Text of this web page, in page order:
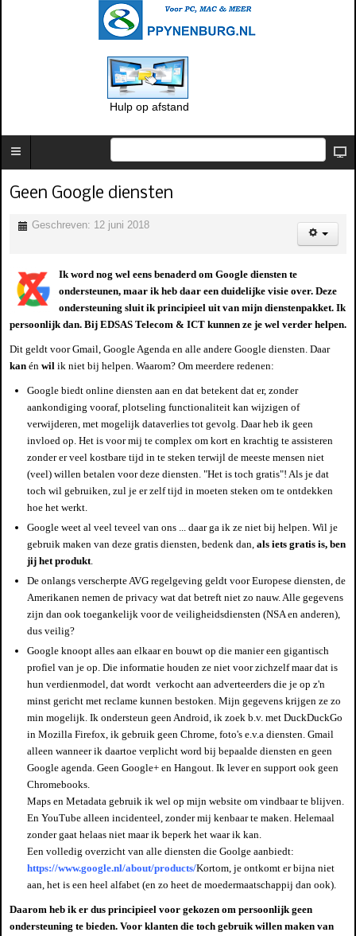
Hulp op afstand
Geen Google diensten
Geschreven: 12 juni 2018
Ik word nog wel eens benaderd om Google diensten te
ondersteunen, maar ik heb daar een duidelijke visie over. Deze
ondersteuning sluit ik principieel uit van mijn dienstenpakket. Ik
persoonlijk dan. Bij EDSAS Telecom & ICT kunnen ze je wel verder helpen.
Dit geldt voor Gmail, Google Agenda en alle andere Google diensten. Daar
kan én wil ik niet bij helpen. Waarom? Om meerdere redenen:
Google biedt online diensten aan en dat betekent dat er, zonder
aankondiging vooraf, plotseling functionaliteit kan wijzigen of
verwijderen, met mogelijk dataverlies tot gevolg. Daar heb ik geen
invloed op. Het is voor mij te complex om kort en krachtig te assisteren
zonder er veel kostbare tijd in te steken terwijl de meeste mensen niet
(veel) willen betalen voor deze diensten. "Het is toch gratis"! Als je dat
toch wil gebruiken, zul je er zelf tijd in moeten steken om te ontdekken
hoe het werkt.
Google weet al veel teveel van ons ... daar ga ik ze niet bij helpen. Wil je
gebruik maken van deze gratis diensten, bedenk dan,als iets gratis is, ben
jij het produkt
De onlangs verscherpte AVG regelgeving geldt voor Europese diensten, de
Amerikanen nemen de privacy wat dat betreft niet zo nauw. Alle gegevens
zijn dan ook toegankelijk voor de veiligheidsdiensten (NSA en anderen),
dus veilig?
Google knoopt alles aan elkaar en bouwt op die manier een gigantisch
profiel van je op. Die informatie houden ze niet voor zichzelf maar dat is
hun verdienmodel, dat wordt verkocht aan adverteerders die je op z'n
minst gericht met reclame kunnen bestoken. Mijn gegevens krijgen ze zo
min mogelijk. Ik ondersteun geen Android, ik zoek b.v. met DuckDuckGo
in Mozilla Firefox, ik gebruik geen Chrome, foto's e.v.a diensten. Gmail
alleen wanneer ik daartoe verplicht word bij bepaalde diensten en geen
Google agenda. Geen Google+ en Hangout. Ik lever en support ook geen
Chromebooks.
Maps en Metadata gebruik ik wel op mijn website om vindbaar te blijven.
En YouTube alleen incidenteel, zonder mij kenbaar te maken. Helemaal
zonder gaat helaas niet maar ik beperk het waar ik kan.
Een volledig overzicht van alle diensten die Goolge aanbiedt:
https://www.google.nl/about/products/Kortom, je ontkomt er bijna niet
aan, het is een heel alfabet (en zo heet de moedermaatschappij dan ook).
Daarom heb ik er dus principieel voor gekozen om persoonlijk geen
ondersteuning te bieden. Voor klanten die toch gebruik willen maken van